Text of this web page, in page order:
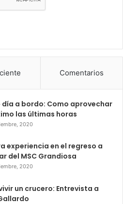
Comentarios
día a bordo: Como aprovechar
las últimas horas
2020
experiencia en el regreso a
del MSC Grandiosa
2020
un crucero: Entrevista a